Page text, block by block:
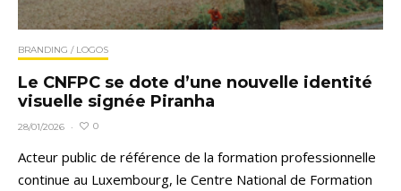
BRANDING / LOGOS
Le CNFPC se dote d’une nouvelle identité
visuelle signée Piranha
28/01/2026 · 0
Acteur public de référence de la formation professionnelle
continue au Luxembourg, le Centre National de Formation